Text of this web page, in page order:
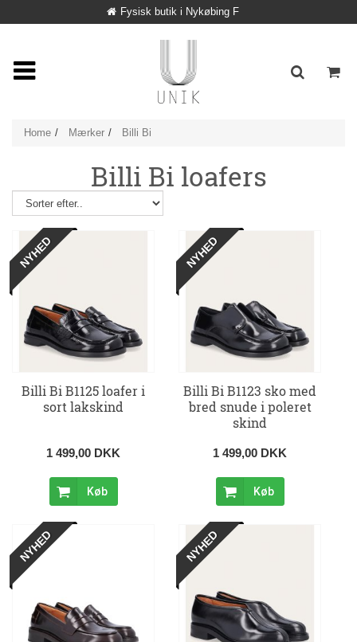
Fysisk butik i Nykøbing F
Home Mærker Billi Bi
Billi Bi loafers
NYHED
Billi Bi B1125 loafer i
sort lakskind
1 499,00 DKK
Køb
NYHED
Billi Bi B1123 sko med
bred snude i poleret
skind
1 499,00 DKK
Køb
NYHED NYHED